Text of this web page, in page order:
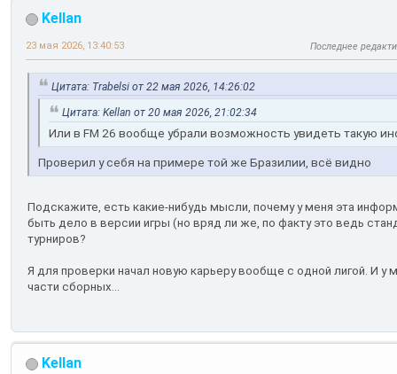
Kellan
23 мая 2026, 13:40:53 Последнее
Цитата: Trabelsi от 22 мая 2026, 14:26:02
Цитата: Kellan от 20 мая 2026, 21:02:34
Или в FM 26 вообще убрали возможность увидеть такую
Проверил у себя на примере той же Бразилии, всё видно
Подскажите, есть какие-нибудь мысли, почему у меня эта
быть дело в версии игры (но вряд ли же, по факту это ведь
турниров?
Я для проверки начал новую карьеру вообще с одной лигой. И у
части сборных...
Kellan